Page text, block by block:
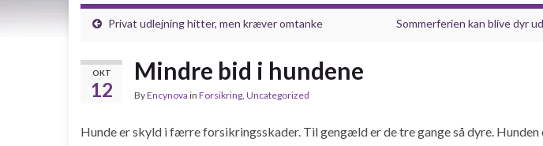
Privat udlejning hitter, men kræver omtanke Sommerferien kan blive dyr
OKT
12
Mindre bid i hundene
ByEncynova in Forsikring, Uncategorized
Hunde er skyld i færre forsikringsskader. Til gengæld er de tre gange så dyre.​ Hunden